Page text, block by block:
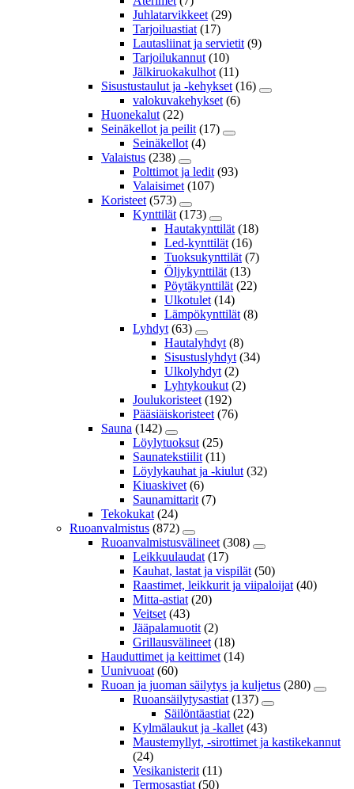
Juhlatarvikkeet (29)
Tarjoiluastiat (17)
Lautasliinat ja servietit (9)
Tarjoilukannut (10)
Jälkiruokakulhot (11)
Sisustustaulut ja -kehykset (16)
valokuvakehykset (6)
Huonekalut (22)
Seinäkellot ja peilit (17)
Seinäkellot (4)
Valaistus (238)
Polttimot ja ledit (93)
Valaisimet (107)
Koristeet (573)
Kynttilät (173)
Hautakynttilät (18)
Led-kynttilät (16)
Tuoksukynttilät (7)
Öljykynttilät (13)
Pöytäkynttilät (22)
Ulkotulet (14)
Lämpökynttilät (8)
Lyhdyt (63)
Hautalyhdyt (8)
Sisustuslyhdyt (34)
Ulkolyhdyt (2)
Lyhtykoukut (2)
Joulukoristeet (192)
Pääsiäiskoristeet (76)
Sauna (142)
Löylytuoksut (25)
Saunatekstiilit (11)
Löylykauhat ja -kiulut (32)
Kiuaskivet (6)
Saunamittarit (7)
Tekokukat (24)
Ruoanvalmistus (872)
Ruoanvalmistusvälineet (308)
Leikkuulaudat (17)
Kauhat, lastat ja vispilät (50)
Raastimet, leikkurit ja viipaloijat (40)
Mitta-astiat (20)
Veitset (43)
Jääpalamuotit (2)
Grillausvälineet (18)
Hauduttimet ja keittimet (14)
Uunivuoat (60)
Ruoan ja juoman säilytys ja kuljetus (280)
Ruoansäilytysastiat (137)
Säilöntäastiat (22)
Kylmälaukut ja -kallet (43)
Maustemyllyt, -sirottimet ja kastikekannut
(24)
Vesikanisterit (11)
Termosastiat (50)